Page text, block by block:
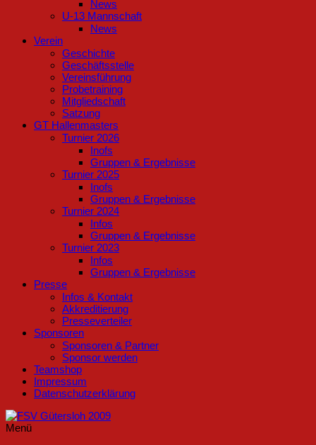
News
U-13 Mannschaft
News
Verein
Geschichte
Geschäftsstelle
Vereinsführung
Probetraining
Mitgliedschaft
Satzung
GT Hallenmasters
Turnier 2026
Inofs
Gruppen & Ergebnisse
Turnier 2025
Inofs
Gruppen & Ergebnisse
Turnier 2024
Infos
Gruppen & Ergebnisse
Turnier 2023
Infos
Gruppen & Ergebnisse
Presse
Infos & Kontakt
Akkreditierung
Presseverteiler
Sponsoren
Sponsoren & Partner
Sponsor werden
Teamshop
Impressum
Datenschutzerklärung
Menü